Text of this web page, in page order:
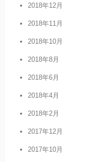
2018年12月
2018年11月
2018年10月
2018年8月
2018年6月
2018年4月
2018年2月
2017年12月
2017年10月